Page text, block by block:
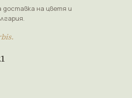
доставка на цветя и